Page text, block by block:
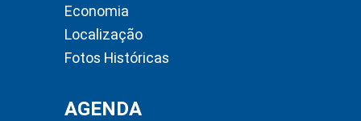
Economia
Localização
Fotos Históricas
AGENDA